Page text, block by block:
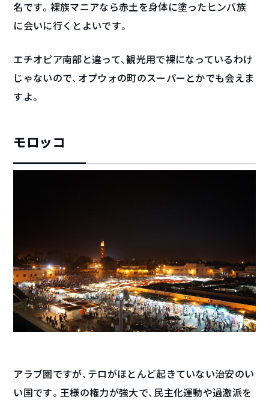
名です。裸族マニアなら赤土を身体に塗ったヒンバ族
に会いに行くとよいです。
エチオピア南部と違って、観光用で裸になっているわけ
じゃないので、オプウォの町のスーパーとかでも会えま
すよ。
モロッコ
アラブ圏ですが、テロがほとんど起きていない治安のい
い国です。王様の権力が強大で、民主化運動や過激派を